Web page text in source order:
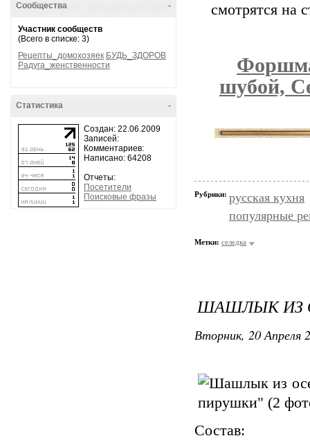
-
Сообщества
Участник сообществ
(Всего в списке: 3)
Рецепты_домохозяек БУДЬ_ЗДОРОВ
Радуга_женственности
-
Статистика
Создан: 22.06.2009
Записей:
Комментариев:
Написано: 64208
Отчеты:
Посетители
Поисковые фразы
смотрятся на
шубой,
Рубрики: русская кухня
популярные
Метки: селедкa
ШАШЛЫК ИЗ
Вторник, 20 Апреля
Cостав: